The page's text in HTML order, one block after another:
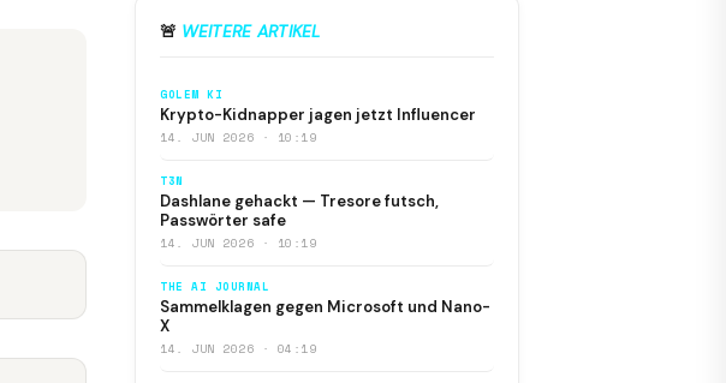
🚨 WEITERE ARTIKEL
GOLEM KI
Krypto-Kidnapper jagen jetzt Influencer
14. JUN 2026 · 10:19
T3N
Dashlane gehackt — Tresore futsch,
Passwörter safe
14. JUN 2026 · 10:19
THE AI JOURNAL
Sammelklagen gegen Microsoft und Nano-
X
14. JUN 2026 · 04:19